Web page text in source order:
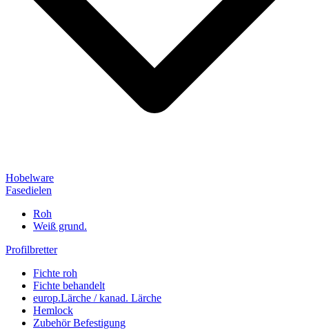
Hobelware
Fasedielen
Roh
Weiß grund.
Profilbretter
Fichte roh
Fichte behandelt
europ.Lärche / kanad. Lärche
Hemlock
Zubehör Befestigung